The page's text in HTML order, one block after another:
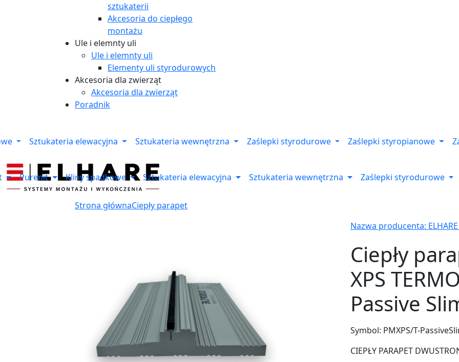
sztukaterii
Akcesoria do ciepłego
montażu
Ule i elemnty uli
Ule i elemnty uli
Elementy uli styrodurowych
Akcesoria dla zwierząt
Akcesoria dla zwierząt
Poradnik
Sztukateria elewacyjna Sztukateria wewnętrzna Zaślepki styrodurowe Zaślepki styropianowe
Purenit Kliny spadkowe Sztukateria elewacyjna Sztukateria wewnętrzna Zaślepki styrodurowe
Strona głównaCiepły parapet
Nazwa producenta: ELHARE
Ciepły
XPS
Passive
Symbol: PMXPS/T-
CIEPŁY PARAPET